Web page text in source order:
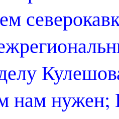
нам нужен;